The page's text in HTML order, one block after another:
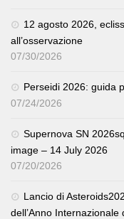
12 agosto 2026,
all’osservazione
07/30/2026
Perseidi 2026: guida
07/24/2026
Supernova SN
image – 14 July 2026
07/20/2026
Lancio di
dell’Anno